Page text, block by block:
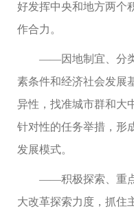
好发挥中央和地方两个
作合力。
——因地制宜、分
素条件和经济社会发展
异性，找准城市群和大
针对性的任务举措，形
发展模式。
——积极探索、重
大改革探索力度，抓住